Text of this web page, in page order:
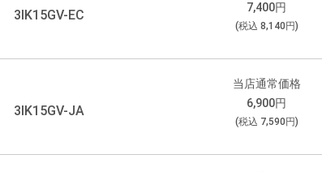
3IK15GV-EC
7,400円
(税込 8,140 円)
3IK15GV-JA
当店通常価格
6,900円
(税込 7,590 円)